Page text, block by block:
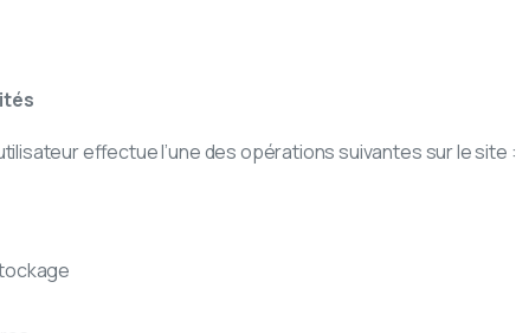
effectue l’une des opérations suivantes sur le site :